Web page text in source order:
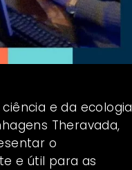
e da ecologia
Theravada,
o
e útil para as